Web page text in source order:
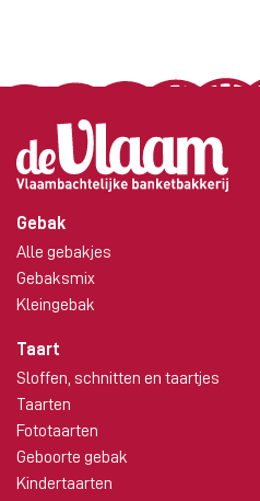
Gebak
Alle gebakjes
Gebaksmix
Kleingebak
Taart
Sloffen, schnitten en taartjes
Taarten
Fototaarten
Geboorte gebak
Kindertaarten